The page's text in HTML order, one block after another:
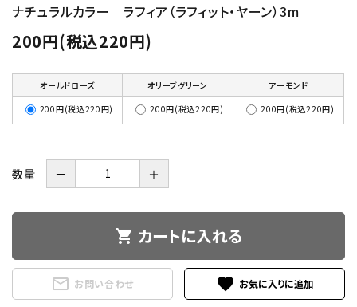
ナチュラルカラー ラフィア（ラフィット・ヤーン）3m
200円(税込220円)
オールドローズ オリーブグリーン アーモンド
200円(税込220円) 200円(税込220円) 200円(税込220円)
数量 － ＋
shopping_cart カートに入れる
mail_outline お問い合わせ favorite